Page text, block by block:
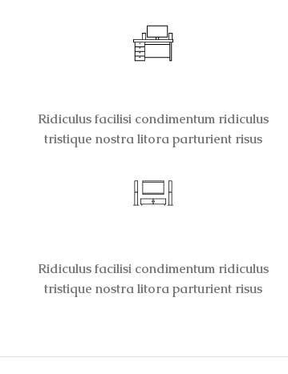
Ridiculus facilisi condimentum ridiculus
tristique nostra litora parturient risus
Ridiculus facilisi condimentum ridiculus
tristique nostra litora parturient risus